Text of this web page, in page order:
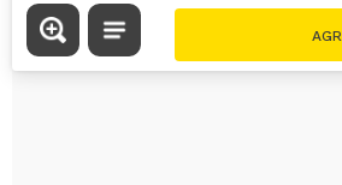
S/19.75